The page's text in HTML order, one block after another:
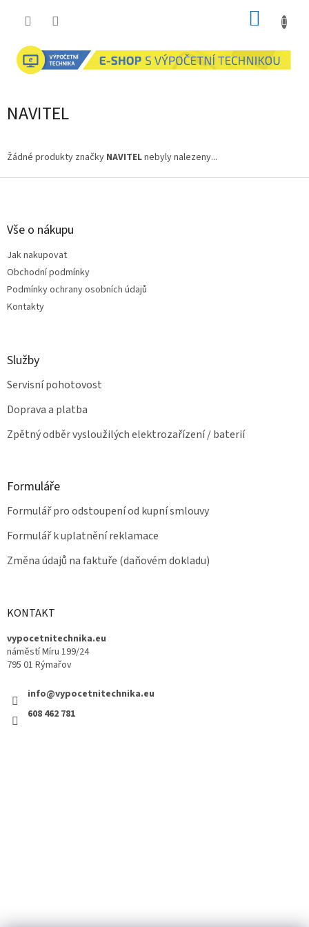
NAVITEL
Žádné produkty značky NAVITELnebyly nalezeny...
Z
Vše o nákupu
Jak nakupovat
Obchodní podmínky
Podmínky ochrany osobních údajů
Kontakty
Služby
Servisní pohotovost
Doprava a platba
Zpětný odběr vysloužilých elektrozařízení / baterií
Formuláře
Formulář pro odstoupení od kupní smlouvy
Formulář k uplatnění reklamace
Změna údajů na faktuře (daňovém dokladu)
KONTAKT
vypocetnitechnika.eu
náměstí Míru 199/24
795 01 Rýmařov
info@vypocetnitechnika.eu
608 462 781